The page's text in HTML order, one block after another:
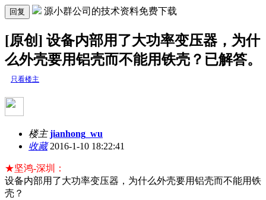
回复 源小群公司的技术资料免费下载
[原创] 设备内部用了大功率变压器，为什
么外壳要用铝壳而不能用铁壳？已解答。
只看楼主
楼主 jianhong_wu
收藏2016-1-10 18:22:41
★坚鸿-深圳：
设备内部用了大功率变压器，为什么外壳要用铝壳而不能用铁
壳？